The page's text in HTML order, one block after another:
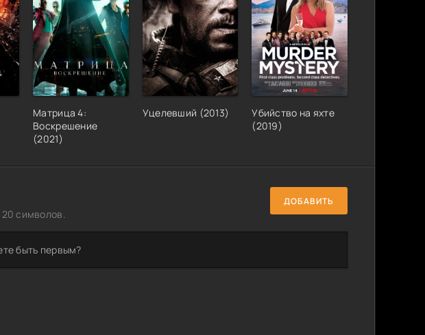
Матрица 4:
Воскрешение
(2021)
Уцелевший (2013)
Убийство на яхте
(2019)
символов.
ДОБАВИТЬ
быть первым?